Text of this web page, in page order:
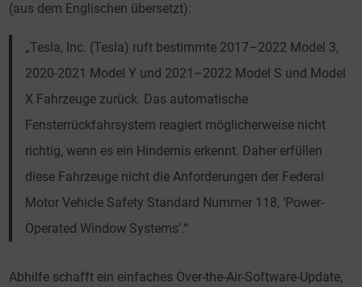
(aus dem Englischen übersetzt):
„Tesla, Inc. (Tesla) ruft bestimmte 2017–2022 Model 3,
2020-2021 Model Y und 2021–2022 Model S und Model
X Fahrzeuge zurück. Das automatische
Fensterrückfahrsystem reagiert möglicherweise nicht
richtig, wenn es ein Hindernis erkennt. Daher erfüllen
diese Fahrzeuge nicht die Anforderungen der Federal
Motor Vehicle Safety Standard Nummer 118, ‘Power-
Operated Window Systems’.“
Abhilfe schafft ein einfaches Over-the-Air-Software-Update,